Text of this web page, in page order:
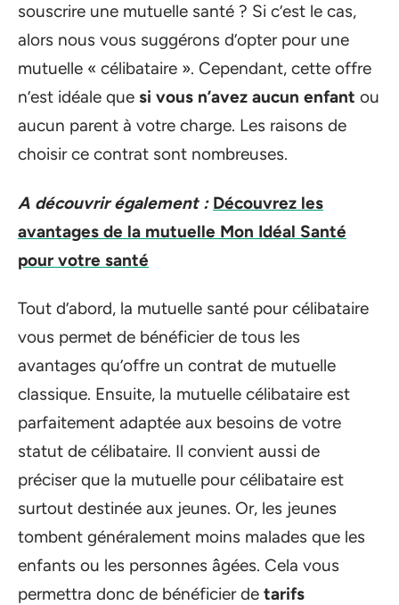
souscrire une mutuelle santé ? Si c’est le cas,
alors nous vous suggérons d’opter pour une
mutuelle « célibataire ». Cependant, cette offre
n’est idéale que si vous n’avez aucun enfant ou
aucun parent à votre charge. Les raisons de
choisir ce contrat sont nombreuses.
A découvrir également : Découvrez les
avantages de la mutuelle Mon Idéal Santé
pour votre santé
Tout d’abord, la mutuelle santé pour célibataire
vous permet de bénéficier de tous les
avantages qu’offre un contrat de mutuelle
classique. Ensuite, la mutuelle célibataire est
parfaitement adaptée aux besoins de votre
statut de célibataire. Il convient aussi de
préciser que la mutuelle pour célibataire est
surtout destinée aux jeunes. Or, les jeunes
tombent généralement moins malades que les
enfants ou les personnes âgées. Cela vous
permettra donc de bénéficier de tarifs